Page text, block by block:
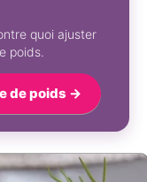
quoi ajuster
poids.
de poids →